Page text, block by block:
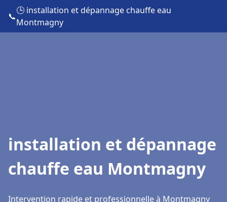
📞
🕒 installation et dépannage chauffe eau
Montmagny
installation et dépannage
chauffe eau Montmagny
Intervention rapide et professionnelle à Montmagny